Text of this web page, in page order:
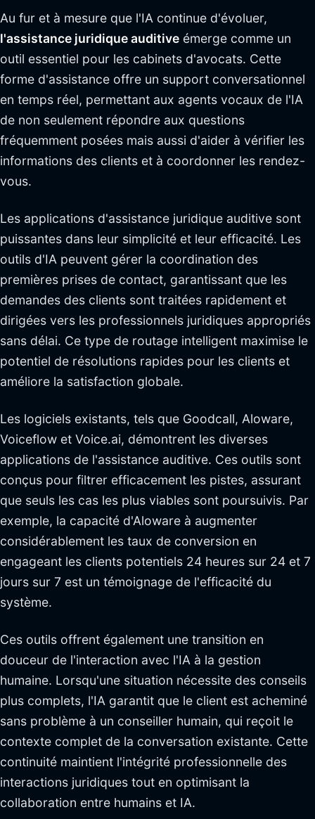
Au fur et à mesure que l'IA continue d'évoluer,
l'assistance juridique auditive émerge comme un
outil essentiel pour les cabinets d'avocats. Cette
forme d'assistance offre un support conversationnel
en temps réel, permettant aux agents vocaux de l'IA
de non seulement répondre aux questions
fréquemment posées mais aussi d'aider à vérifier les
informations des clients et à coordonner les rendez-
vous.
Les applications d'assistance juridique auditive sont
puissantes dans leur simplicité et leur efficacité. Les
outils d'IA peuvent gérer la coordination des
premières prises de contact, garantissant que les
demandes des clients sont traitées rapidement et
dirigées vers les professionnels juridiques appropriés
sans délai. Ce type de routage intelligent maximise le
potentiel de résolutions rapides pour les clients et
améliore la satisfaction globale.
Les logiciels existants, tels que Goodcall, Aloware,
Voiceflow et Voice.ai, démontrent les diverses
applications de l'assistance auditive. Ces outils sont
conçus pour filtrer efficacement les pistes, assurant
que seuls les cas les plus viables sont poursuivis. Par
exemple, la capacité d'Aloware à augmenter
considérablement les taux de conversion en
engageant les clients potentiels 24 heures sur 24 et 7
jours sur 7 est un témoignage de l'efficacité du
système.
Ces outils offrent également une transition en
douceur de l'interaction avec l'IA à la gestion
humaine. Lorsqu'une situation nécessite des conseils
plus complets, l'IA garantit que le client est acheminé
sans problème à un conseiller humain, qui reçoit le
contexte complet de la conversation existante. Cette
continuité maintient l'intégrité professionnelle des
interactions juridiques tout en optimisant la
collaboration entre humains et IA.